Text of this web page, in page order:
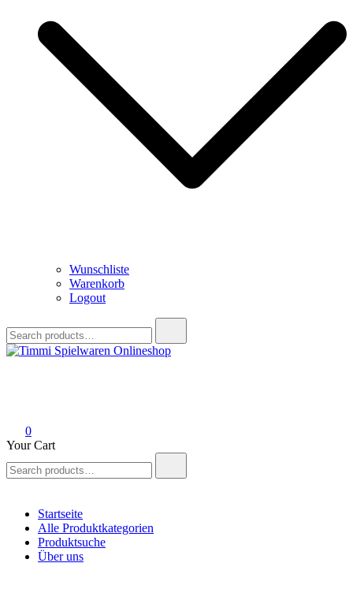
Wunschliste
Warenkorb
Logout
for:
0
Your Cart
for:
Startseite
Alle Produktkategorien
Produktsuche
Über uns